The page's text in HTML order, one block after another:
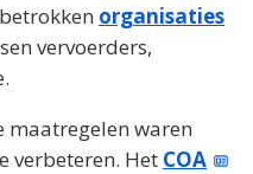
organisaties
vervoerders,
maatregelen waren
verbeteren. Het COA